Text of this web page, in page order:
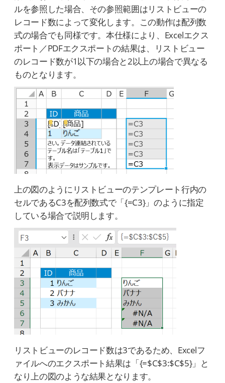
ルを参照した場合、その参照範囲はリストビューの
レコード数によって変化します。この動作は配列数
式の場合でも同様です。本仕様により、Excelエクス
ポート／PDFエクスポートの結果は、リストビュー
のレコード数が1以下の場合と2以上の場合で異なる
ものとなります。
上の図のようにリストビューのテンプレート行内の
セルであるC3を配列数式で「{=C3}」のように指定
している場合で説明します。
リストビューのレコード数は3であるため、Excelフ
ァイルへのエクスポート結果は「{=$C$3:$C$5}」と
なり上の図のような結果となります。